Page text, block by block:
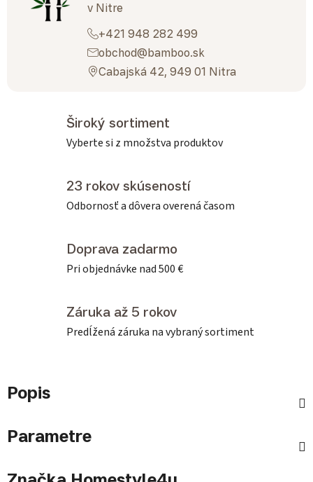
v Nitre
+421 948 282 499
obchod@bamboo.sk
Cabajská 42, 949 01 Nitra
Široký sortiment
Vyberte si z množstva produktov
23 rokov skúseností
Odbornosť a dôvera overená časom
Doprava zadarmo
Pri objednávke nad 500 €
Záruka až 5 rokov
Predĺžená záruka na vybraný sortiment
Popis
Parametre